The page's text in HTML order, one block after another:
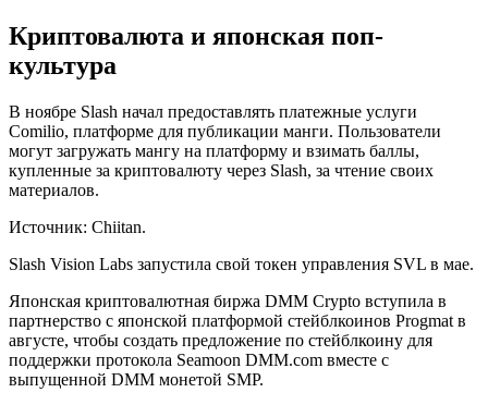
Криптовалюта и японская поп-
культура
В ноябре Slash начал предоставлять платежные услуги
Comilio, платформе для публикации манги. Пользователи
могут загружать мангу на платформу и взимать баллы,
купленные за криптовалюту через Slash, за чтение своих
материалов.
Источник: Chiitan.
Slash Vision Labs запустила свой токен управления SVL в мае.
Японская криптовалютная биржа DMM Crypto вступила в
партнерство с японской платформой стейблкоинов Progmat в
августе, чтобы создать предложение по стейблкоину для
поддержки протокола Seamoon DMM.com вместе с
выпущенной DMM монетой SMP.